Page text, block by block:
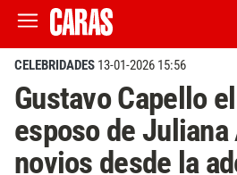
CELEBRIDADES 13-01-2026 15:56
Gustavo Capello
esposo de Juliana
novios desde la